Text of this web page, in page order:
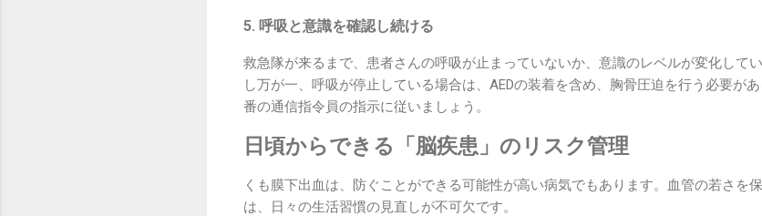
5. 呼吸と意識を確認し続ける
救急隊が来るまで、患者さんの呼吸が止まっていないか、意識のレベルが変化して
し万が一、呼吸が停止している場合は、AEDの装着を含め、胸骨圧迫を行う必要が
番の通信指令員の指示に従いましょう。
日頃からできる「脳疾患」のリスク管理
くも膜下出血は、防ぐことができる可能性が高い病気でもあります。血管の若さを
は、日々の生活習慣の見直しが不可欠です。